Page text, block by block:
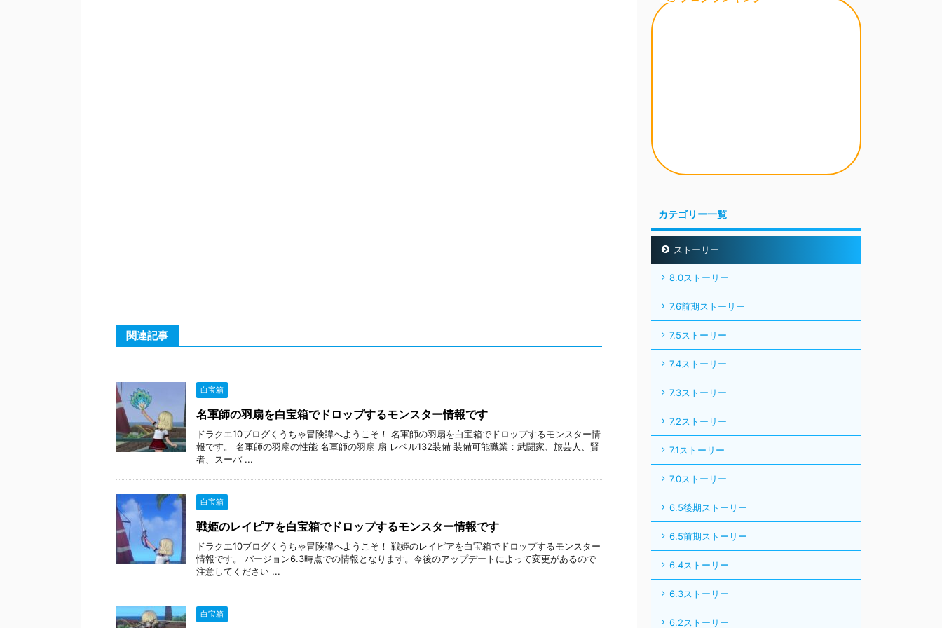
関連記事
白宝箱
名軍師の羽扇を白宝箱でドロップするモンスター情報です
ドラクエ10ブログくうちゃ冒険譚へようこそ！ 名軍師の羽扇を白宝箱でドロップするモンスター情
報です。 名軍師の羽扇の性能 名軍師の羽扇 扇 レベル132装備 装備可能職業：武闘家、旅芸人、賢
者、スーパ ...
白宝箱
戦姫のレイピアを白宝箱でドロップするモンスター情報です
ドラクエ10ブログくうちゃ冒険譚へようこそ！ 戦姫のレイピアを白宝箱でドロップするモンスター
情報です。 バージョン6.3時点での情報となります。今後のアップデートによって変更があるので
注意してください ...
白宝箱
7.6前期ストーリー
7.5ストーリー
7.4ストーリー
7.3ストーリー
7.2ストーリー
7.1ストーリー
7.0ストーリー
6.5後期ストーリー
6.5前期ストーリー
6.4ストーリー
6.3ストーリー
6.2ストーリー
6.1ストーリー
6.0ストーリー
サブクエスト